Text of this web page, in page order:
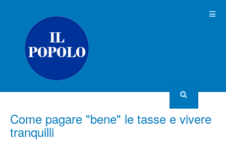
Come pagare "bene" le tasse e vivere
tranquilli